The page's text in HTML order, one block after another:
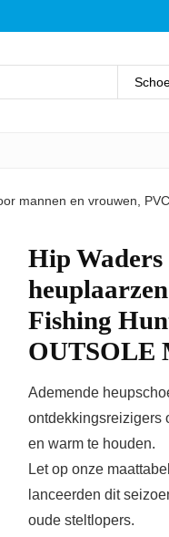
mannen en vrouwen,
Hip
Fishing
OUTSOLE
Ademende
ontdekkingsreizigers
en warm te houden.
Let op onze
lanceerden dit
oude steltlopers.